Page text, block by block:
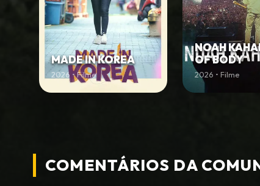
MADE IN KOREA
2026 • Filme
NOAH
OF BODY
2026 • Filme
COMENTÁRIOS DA